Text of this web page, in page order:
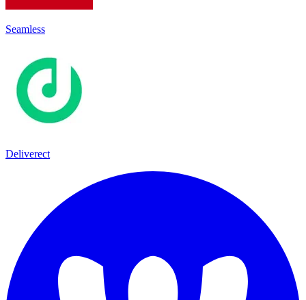
Seamless
Deliverect